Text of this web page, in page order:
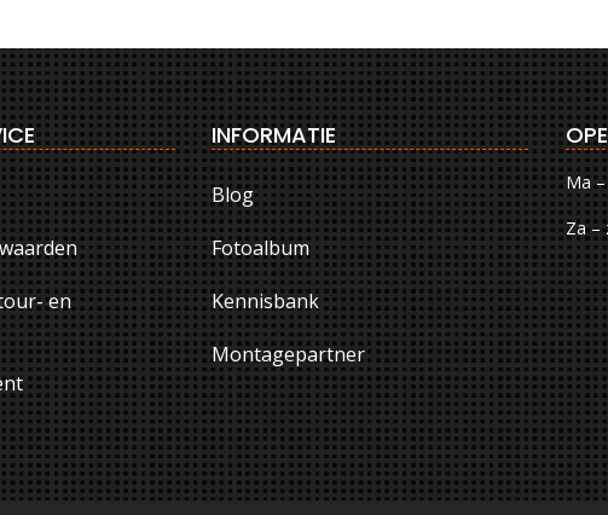
en
INFORMATIE
Blog
Fotoalbum
Kennisbank
Montagepartner
Ma
Za –